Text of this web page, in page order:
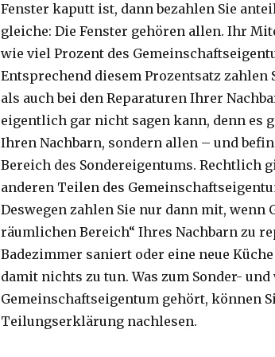
Fenster kaputt ist, dann bezahlen Sie
gleiche: Die Fenster gehören allen. Ihr
wie viel Prozent des
Entsprechend diesem Prozentsatz zahlen
als auch bei den Reparaturen Ihrer
eigentlich gar nicht sagen kann, denn es
Ihren Nachbarn, sondern allen – und
Bereich des Sondereigentums. Rechtlich
anderen Teilen des
Deswegen zahlen Sie nur dann mit, wenn
räumlichen Bereich“ Ihres Nachbarn zu
Badezimmer saniert oder eine neue
damit nichts zu tun. Was zum Sonder- und
Gemeinschaftseigentum gehört, können
Teilungserklärung nachlesen.